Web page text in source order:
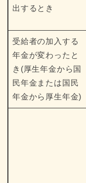
出するとき
受給者の加入する
年金が変わったと
き(厚生年金から国
民年金または国民
年金から厚生年金)